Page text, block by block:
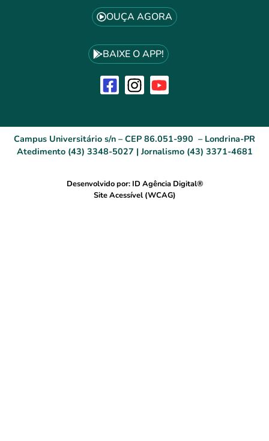
OUÇA AGORA
BAIXE O APP!
Campus Universitário s/n – CEP 86.051-990 – Londrina-PR
Atedimento (43) 3348-5027 | Jornalismo (43) 3371-4681
Desenvolvido por: ID Agência Digital®
Site Acessível (WCAG)